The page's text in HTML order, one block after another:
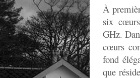
À
six
GHz.
cœurs
fond
que